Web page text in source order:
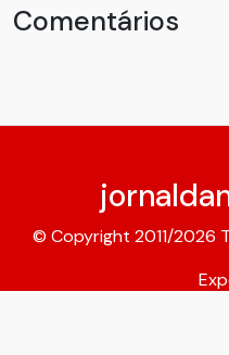
Comentários
© Copyright 2011/2026